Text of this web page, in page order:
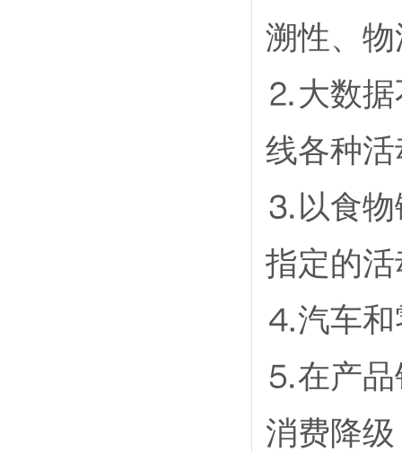
溯性、
⒉大数据
线各种
⒊以食物
指定的
⒋汽车和
⒌在产品
消费降